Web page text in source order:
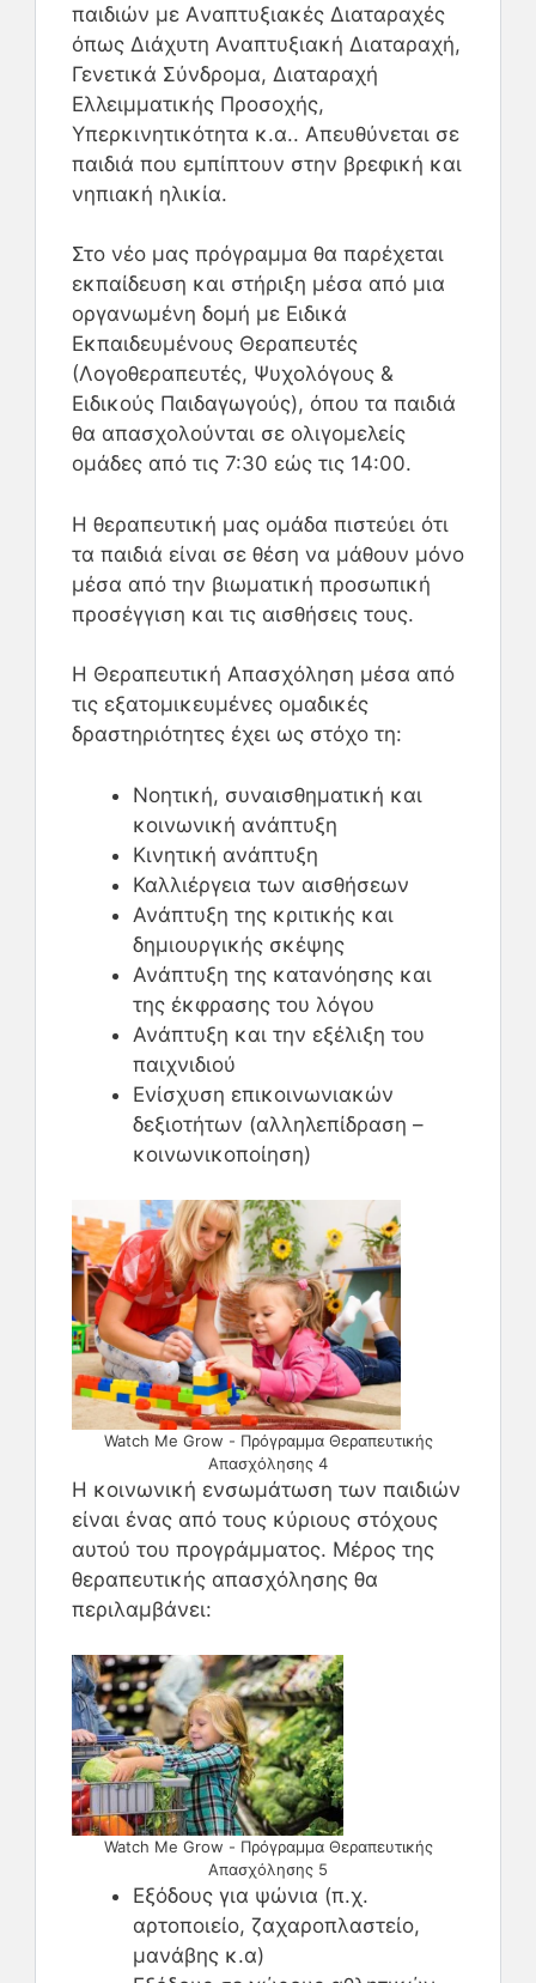
παιδιών με Aναπτυξιακές Διαταραχές
όπως Διάχυτη Αναπτυξιακή Διαταραχή,
Γενετικά Σύνδρομα, Διαταραχή
Ελλειμματικής Προσοχής,
Υπερκινητικότητα κ.α.. Απευθύνεται σε
παιδιά που εμπίπτουν στην βρεφική και
νηπιακή ηλικία.
Στο νέο μας πρόγραμμα θα παρέχεται
εκπαίδευση και στήριξη μέσα από μια
οργανωμένη δομή με Ειδικά
Εκπαιδευμένους Θεραπευτές
(Λογοθεραπευτές, Ψυχολόγους &
Ειδικούς Παιδαγωγούς), όπου τα παιδιά
θα απασχολούνται σε ολιγομελείς
ομάδες από τις 7:30 εώς τις 14:00.
Η θεραπευτική μας ομάδα πιστεύει ότι
τα παιδιά είναι σε θέση να μάθουν μόνο
μέσα από την βιωματική προσωπική
προσέγγιση και τις αισθήσεις τους.
Η Θεραπευτική Απασχόληση μέσα από
τις εξατομικευμένες ομαδικές
δραστηριότητες έχει ως στόχο τη:
Νοητική, συναισθηματική και
κοινωνική ανάπτυξη
Κινητική ανάπτυξη
Καλλιέργεια των αισθήσεων
Ανάπτυξη της κριτικής και
δημιουργικής σκέψης
Ανάπτυξη της κατανόησης και
της έκφρασης του λόγου
Ανάπτυξη και την εξέλιξη του
παιχνιδιού
Ενίσχυση επικοινωνιακών
δεξιοτήτων (αλληλεπίδραση –
κοινωνικοποίηση)
Watch Me Grow - Πρόγραμμα Θεραπευτικής
Απασχόλησης 4
Η κοινωνική ενσωμάτωση των παιδιών
είναι ένας από τους κύριους στόχους
αυτού του προγράμματος. Μέρος της
θεραπευτικής απασχόλησης θα
περιλαμβάνει:
Watch Me Grow - Πρόγραμμα Θεραπευτικής
Απασχόλησης 5
Εξόδους για ψώνια (π.χ.
αρτοποιείο, ζαχαροπλαστείο,
μανάβης κ.α)